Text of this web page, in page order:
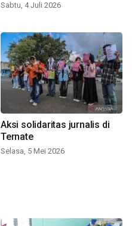
Sabtu, 4 Juli 2026
Aksi solidaritas jurnalis di
Ternate
Selasa, 5 Mei 2026